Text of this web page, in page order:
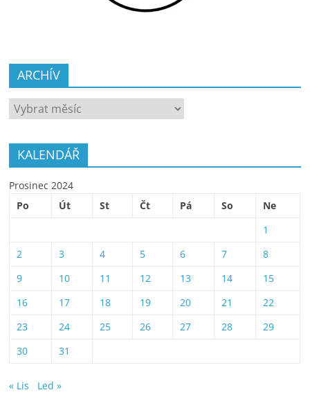
ARCHÍV
ARCHÍV
KALENDÁŘ
Prosinec 2024
Po
Út St Čt Pá So
Ne
1
2
3 4 5 6 7
8
9
10 11 12 13 14
15
16
17 18 19 20 21
22
23
24 25 26 27 28
29
30
31
« Lis Led »